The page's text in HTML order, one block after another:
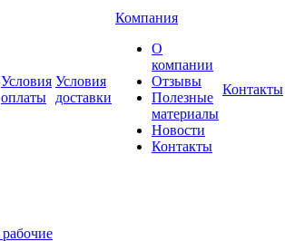
Условия
оплаты
Условия
доставки
Компания
О
компании
Отзывы
Полезные
материалы
Новости
Контакты
Контакты